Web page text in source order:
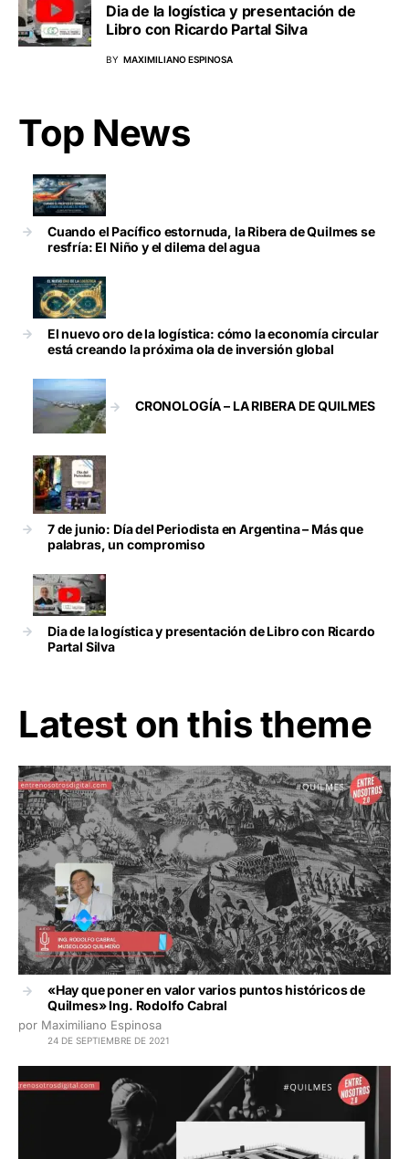
Dia de la logística y presentación de
Libro con Ricardo Partal Silva
BY MAXIMILIANO ESPINOSA
Top News
Cuando el Pacífico estornuda, la Ribera de Quilmes se
resfría: El Niño y el dilema del agua
El nuevo oro de la logística: cómo la economía circular
está creando la próxima ola de inversión global
CRONOLOGÍA – LA RIBERA DE QUILMES
7 de junio: Día del Periodista en Argentina – Más que
palabras, un compromiso
Dia de la logística y presentación de Libro con Ricardo
Partal Silva
Latest on this theme
«Hay que poner en valor varios puntos históricos de
Quilmes» Ing. Rodolfo Cabral
por Maximiliano Espinosa
24 DE SEPTIEMBRE DE 2021